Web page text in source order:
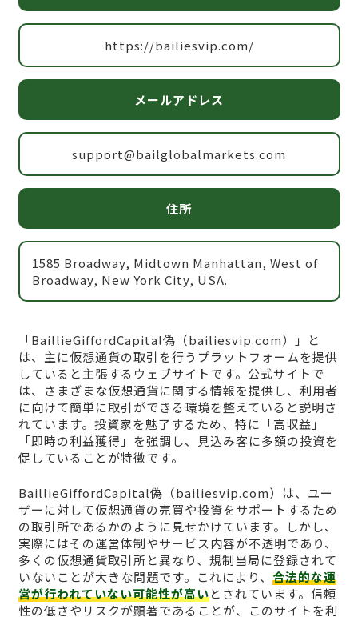
https://bailiesvip.com/
メールアドレス
support@bailglobalmarkets.com
住所
1585 Broadway, Midtown Manhattan, West of
Broadway, New York City, USA.
「BaillieGiffordCapital偽（bailiesvip.com）」と
は、主に仮想通貨の取引を行うプラットフォームを提供
していると主張するウェブサイトです。公式サイトで
は、さまざまな仮想通貨に関する情報を提供し、利用者
に向けて簡単に取引ができる環境を整えていると説明さ
れています。投資家を魅了するため、特に「高収益」
「即時の利益獲得」を強調し、見込み客に多額の投資を
促していることが特徴です。
BaillieGiffordCapital偽（bailiesvip.com）は、ユー
ザーに対して仮想通貨の売買や投資をサポートするため
の取引所であるかのように見せかけています。しかし、
実際にはその運営体制やサービス内容が不透明であり、
多くの仮想通貨取引所と異なり、規制当局に登録されて
いないことが大きな問題です。これにより、 合法的な運
営が行われていない可能性が高いとされています。信頼
性の低さやリスクが顕著であることが、このサイトを利